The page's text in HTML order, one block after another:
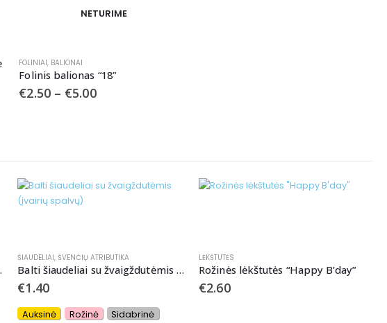
NETURIME
FOLINIAI, BALIONAI
Folinis balionas “18”
€2.50 – €5.00
ŠIAUDELIAI,ŠVENČIŲ ATRIBUTIKA
Balti šiaudeliai su žvaigždutėmis (įvairių spalvų)
€1.40
Auksinė Rožinė Sidabrinė
LĖKŠTUTĖS
Rožinės lėkštutės “Happy B’day”
€2.60